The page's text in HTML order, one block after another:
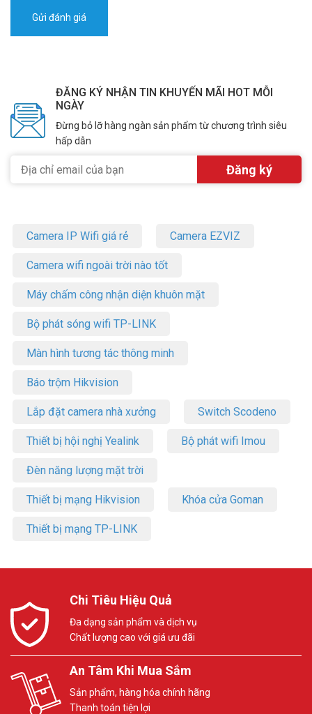
ĐĂNG KÝ NHẬN TIN KHUYẾN MÃI HOT MỖI
NGÀY
Đừng bỏ lỡ hàng ngàn sản phẩm từ chương trình siêu
hấp dẫn
Camera IP Wifi giá rẻ Camera EZVIZ
Camera wifi ngoài trời nào tốt
Máy chấm công nhận diện khuôn mặt
Bộ phát sóng wifi TP-LINK
Màn hình tương tác thông minh
Báo trộm Hikvision
Lắp đặt camera nhà xưởng Switch Scodeno
Thiết bị hội nghị Yealink Bộ phát wifi Imou
Đèn năng lượng mặt trời
Thiết bị mạng Hikvision Khóa cửa Goman
Thiết bị mạng TP-LINK
Chi Tiêu Hiệu Quả
Đa dạng sản phẩm và dịch vụ
Chất lượng cao với giá ưu đãi
An Tâm Khi Mua Sắm
Sản phẩm, hàng hóa chính hãng
Thanh toán tiện lợi